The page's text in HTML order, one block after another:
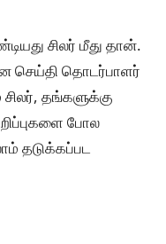
சிலர் மீது தான்.
செய்தி தொடர்பாளர்
தங்களுக்கு
போல
தடுக்கப்பட